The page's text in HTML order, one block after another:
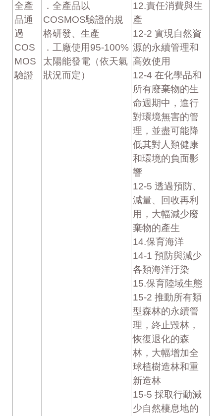
全產
品通
過
COS
MOS
驗證
．全產品以
COSMOS驗證的規
格研發、生產
．工廠使用95-100%
太陽能發電（依天氣
狀況而定）
12.責任消費與生
產
12-2 實現自然資
源的永續管理和
高效使用
12-4 在化學品和
所有廢棄物的生
命週期中，進行
對環境無害的管
理，並盡可能降
低其對人類健康
和環境的負面影
響
12-5 透過預防、
減量、回收再利
用，大幅減少廢
棄物的產生
14.保育海洋
14-1 預防與減少
各類海洋汙染
15.保育陸域生態
15-2 推動所有類
型森林的永續管
理，終止毀林，
恢復退化的森
林，大幅增加全
球植樹造林和重
新造林
15-5 採取行動減
少自然棲息地的